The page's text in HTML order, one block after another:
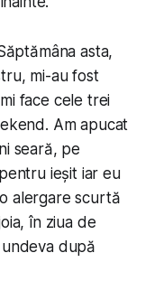
asta,
mi-au fost
face cele trei
Am apucat
seară, pe
ieșit iar eu
alergare scurtă
în ziua de
după